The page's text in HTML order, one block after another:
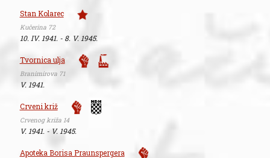
Stan Kolarec
Kučerina 72
10. IV. 1941. - 8. V. 1945.
Tvornica ulja
Branimirova 71
V. 1941.
Crveni križ
Crvenog križa 14
V. 1941. - V. 1945.
Apoteka Borisa Praunspergera